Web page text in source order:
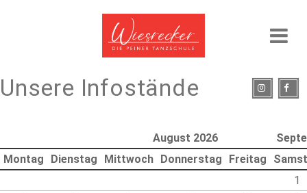
Unsere Infostände
August 2026
Montag
Dienstag Mittwoch Donnerstag Freitag
1